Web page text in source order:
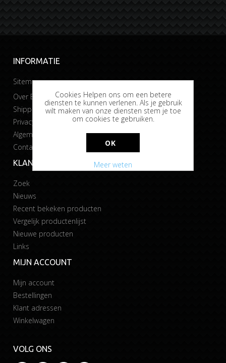
INFORMATIE
Sitemap
Over Bobtuning
Shipping & returns
Privacy & Cookies
Algemene voorwaarden
Contact
KLANTENSERVICE
Zoek
Nieuws
Recent bekeken producten
Vergelijk productenlijst
Nieuwe producten
Links
MIJN ACCOUNT
Mijn account
Bestellingen
Klant adressen
Winkelwagen
VOLG ONS
Cookies Helpen ons om een betere
diensten te kunnen verlenen. Als je gebruik
wilt maken van onze diensten stem je toe
om cookies te gebruiken.
OK
Meer weten